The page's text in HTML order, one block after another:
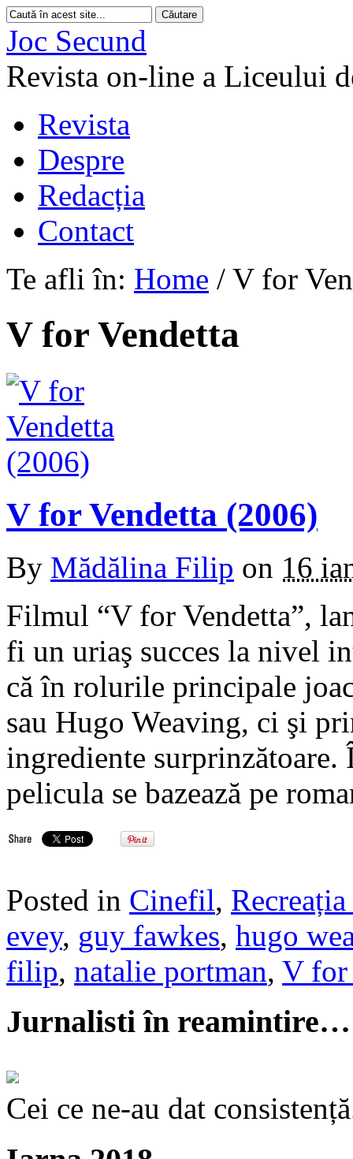
Joc Secund
Revista on-line a Liceului
Revista
Despre
Redacția
Contact
Te afli în: Home / V for
V for Vendetta
V for Vendetta (2006)
By Mădălina Filip on 16
Filmul “V for Vendetta”,
fi un uriaş succes la nivel
că în rolurile principale
sau Hugo Weaving, ci şi
ingrediente
pelicula se bazează pe
Posted in Cinefil,
evey, guy fawkes, hugo
filip, natalie portman, V for
Jurnalisti în reamintire…
Cei ce ne-au dat